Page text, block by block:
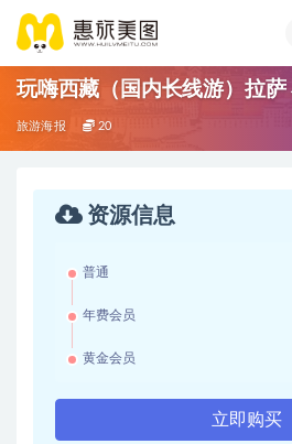
玩嗨西藏（国内长线游）拉萨
旅游海报 20
资源信息
普通
年费会员
黄金会员
立即购买